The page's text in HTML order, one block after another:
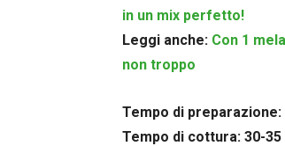
in un mix perfetto!
Leggi anche: Con 1
non troppo
Tempo di
Tempo di cottura: 30-